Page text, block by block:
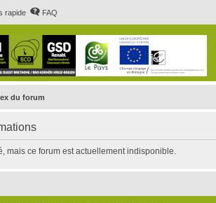
rapide FAQ
du forum
mais ce forum est actuellement indisponible.